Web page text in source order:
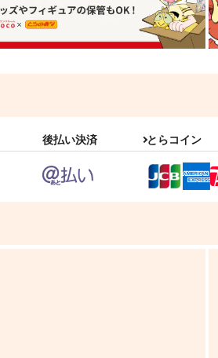
後払い決済 とらコイン